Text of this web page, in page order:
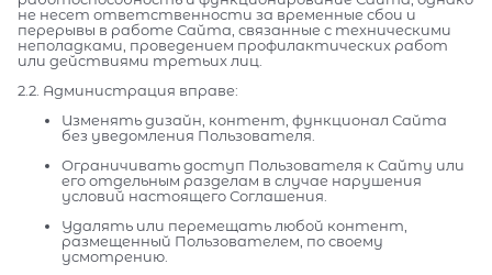
не несет ответственности за временные сбои и
перерывы в работе Сайта, связанные с техническими
неполадками, проведением профилактических работ
или действиями третьих лиц.
2.2. Администрация вправе:
Изменять дизайн, контент, функционал Сайта
без уведомления Пользователя.
Ограничивать доступ Пользователя к Сайту или
его отдельным разделам в случае нарушения
условий настоящего Соглашения.
Удалять или перемещать любой контент,
размещенный Пользователем, по своему
усмотрению.